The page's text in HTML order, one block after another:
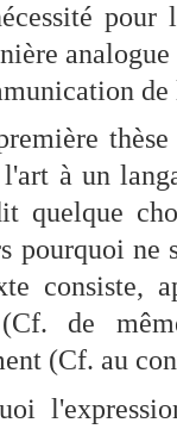
pour
de
thèse
à un
quelque
pourquoi ne
consiste,
(Cf. de
(Cf. au